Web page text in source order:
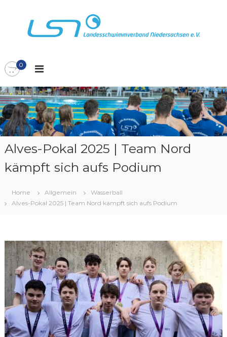
t
s
p
r
i
a
n
e
s
s
c
h
w
i
m
v
b
a
n
d
N
i
e
d
N 0
Alves-Pokal 2025 | Team Nord
kämpft sich aufs Podium
Home Allgemein
Wasserball
Alves-Pokal 2025 | Team Nord kämpft sich aufs Podium